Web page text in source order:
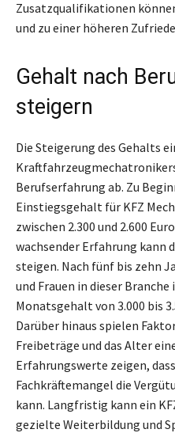
Zusatzqualifikationen
und zu einer höheren
Gehalt nach
steigern
Die Steigerung des Gehalts
Berufserfahrung ab. Zu
Einstiegsgehalt für KFZ
zwischen 2.300 und 2.600
wachsender Erfahrung kann
steigen. Nach fünf bis zehn
und Frauen in dieser
Monatsgehalt von 3.000 bis
Darüber hinaus spielen
Freibeträge und das Alter
Erfahrungswerte zeigen,
Fachkräftemangel die
kann. Langfristig kann ein
gezielte Weiterbildung und